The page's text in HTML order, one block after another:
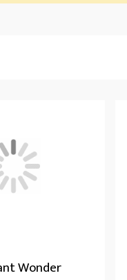
Wonder